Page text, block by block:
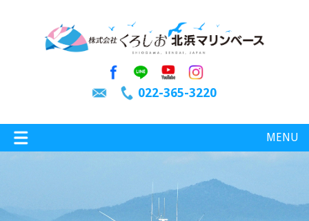
022-365-3220
MENU
特選情報